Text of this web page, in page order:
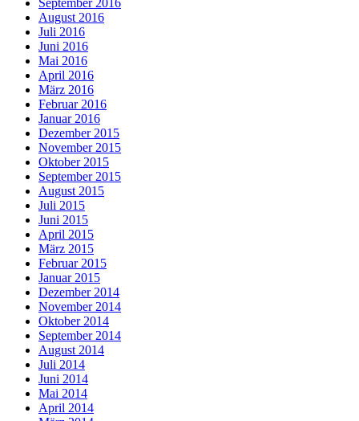
August 2016
Juli 2016
Juni 2016
Mai 2016
April 2016
März 2016
Februar 2016
Januar 2016
Dezember 2015
November 2015
Oktober 2015
September 2015
August 2015
Juli 2015
Juni 2015
April 2015
März 2015
Februar 2015
Januar 2015
Dezember 2014
November 2014
Oktober 2014
September 2014
August 2014
Juli 2014
Juni 2014
Mai 2014
April 2014